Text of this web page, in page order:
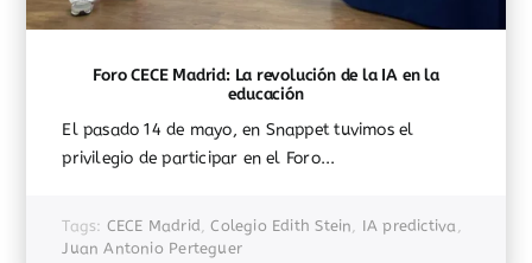
Foro CECE Madrid: La revolución de la IA en la
educación
El pasado 14 de mayo, en Snappet tuvimos el
privilegio de participar en el Foro...
Tags: CECE Madrid,Colegio Edith Stein, IA predictiva,
Juan Antonio Perteguer